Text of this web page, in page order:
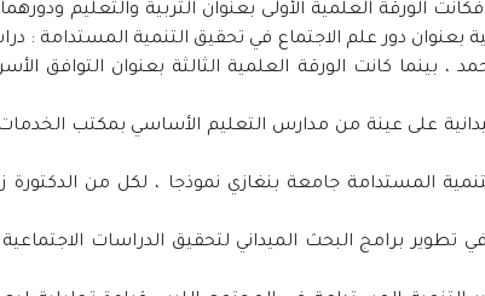
الورقة العلمية الأولى بعنوان التربية والتعليم
بعنوان دور علم الاجتماع في تحقيق التنمية المستدامة :
كانت الورقة العلمية الثالثة بعنوان التوافق
على عينة من مدارس التعليم الأساسي بمكتب
المستدامة جامعة بنغازي نموذجا ، لكل من الدكتورة
تطوير برامج البحث الميداني لتحقيق الدراسات